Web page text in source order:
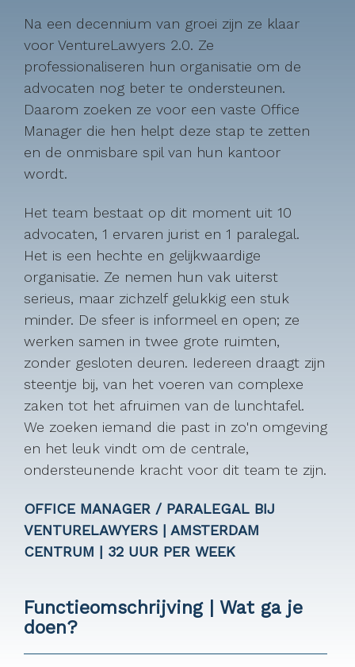
Na een decennium van groei zijn ze klaar
voor VentureLawyers 2.0. Ze
professionaliseren hun organisatie om de
advocaten nog beter te ondersteunen.
Daarom zoeken ze voor een vaste Office
Manager die hen helpt deze stap te zetten
en de onmisbare spil van hun kantoor
wordt.
Het team bestaat op dit moment uit 10
advocaten, 1 ervaren jurist en 1 paralegal.
Het is een hechte en gelijkwaardige
organisatie. Ze nemen hun vak uiterst
serieus, maar zichzelf gelukkig een stuk
minder. De sfeer is informeel en open; ze
werken samen in twee grote ruimten,
zonder gesloten deuren. Iedereen draagt zijn
steentje bij, van het voeren van complexe
zaken tot het afruimen van de lunchtafel.
We zoeken iemand die past in zo'n omgeving
en het leuk vindt om de centrale,
ondersteunende kracht voor dit team te zijn.
OFFICE MANAGER / PARALEGAL BIJ
VENTURELAWYERS | AMSTERDAM
CENTRUM | 32 UUR PER WEEK
Functieomschrijving | Wat ga je
doen?